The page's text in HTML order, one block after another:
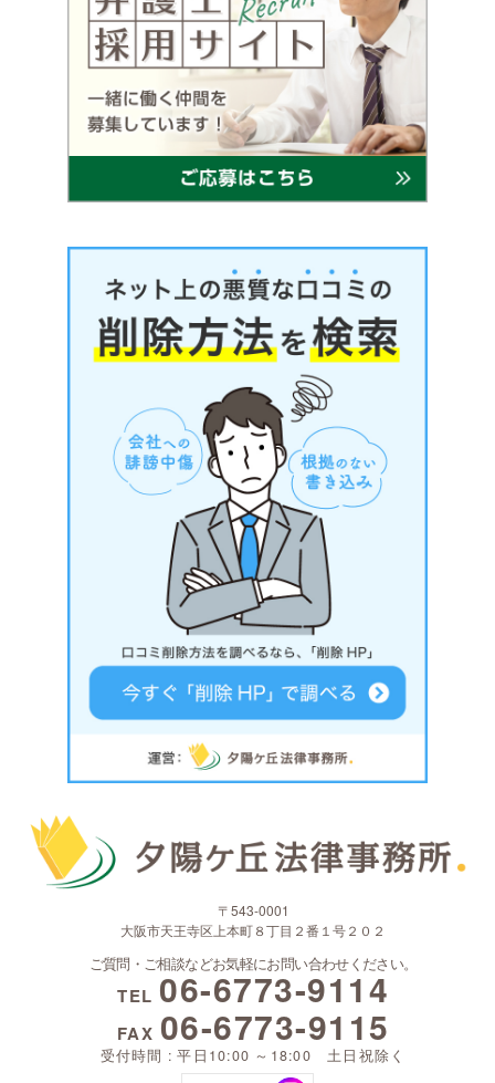
〒543-0001
大阪市天王寺区上本町８丁目２番１号２０２
ご質問・ご相談などお気軽にお問い合わせください。
TEL 06-6773-9114
FAX 06-6773-9115
受付時間 : 平日10:00 ～18:00 土日祝除く